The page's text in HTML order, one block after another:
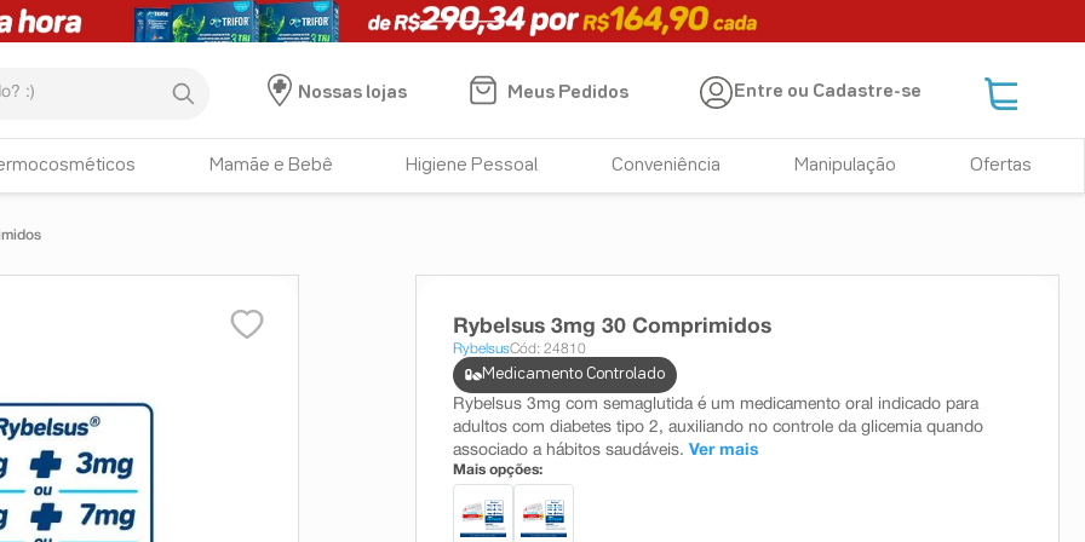
Nossas lojas
Meus Pedidos Entre ou Cadastre-se
Mamãe e Bebê Higiene Pessoal Conveniência Manipulação Ofertas
Rybelsus 3mg 30 Comprimidos
RybelsusCód: 24810
Medicamento Controlado
Rybelsus 3mg com semaglutida é um medicamento oral indicado para
adultos com diabetes tipo 2, auxiliando no controle da glicemia quando
associado a hábitos saudáveis. Ver mais
Mais opções: